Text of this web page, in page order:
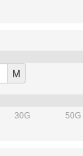
M
30G 50G